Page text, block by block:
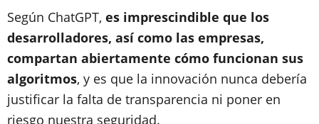
Según ChatGPT, es imprescindible que los
desarrolladores, así como las empresas,
compartan abiertamente cómo funcionan sus
algoritmos, y es que la innovación nunca debería
justificar la falta de transparencia ni poner en
riesgo nuestra seguridad.